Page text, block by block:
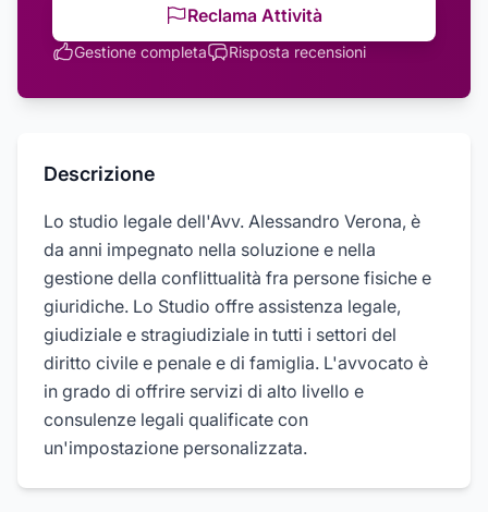
Reclama Attività
Gestione completa Risposta recensioni
Descrizione
Lo studio legale dell'Avv. Alessandro Verona, è
da anni impegnato nella soluzione e nella
gestione della conflittualità fra persone fisiche e
giuridiche. Lo Studio offre assistenza legale,
giudiziale e stragiudiziale in tutti i settori del
diritto civile e penale e di famiglia. L'avvocato è
in grado di offrire servizi di alto livello e
consulenze legali qualificate con
un'impostazione personalizzata.